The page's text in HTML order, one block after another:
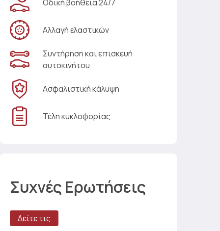
Οδική βοήθεια 24/7
Αλλαγή ελαστικών
Συντήρηση και επισκευή
αυτοκινήτου
Ασφαλιστική κάλυψη
Τέλη κυκλοφορίας
Συχνές Ερωτήσεις
Δείτε τις